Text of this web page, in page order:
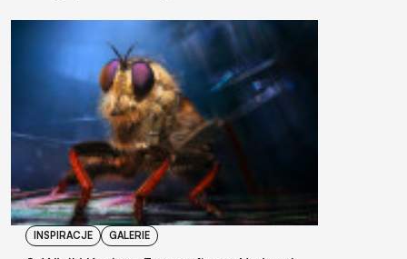
INSPIRACJE GALERIE